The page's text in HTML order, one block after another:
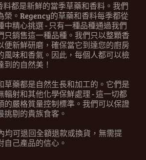
料都是新鮮的當季草藥和香料。我們
榮。Regency的草藥和香料每季都從
中精心挑選 - 只有一種品種通過我們
只銷售這一種品種。我們只以整顆香
便新鮮研磨，確保當它到達您的廚房
風味和香氣。因此，每個人都可以檢
的自然美！
草藥都是自然生長和加工的。它們是
輻射和其他化學保鮮處理 - 這一切都
的嚴格質量控制標準。我們可以保證
挑剔的貴族食客。
均可退回全額退款或換貨，無需提
自己產品的信心。